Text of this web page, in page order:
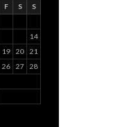
F S
S
14
19 20 21
26 27 28